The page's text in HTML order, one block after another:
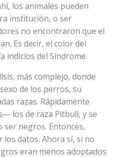
los animales pueden
institución, o ser
no encontraron que el
Es decir, el color del
indicios del Síndrome.
más complejo, donde
de los perros, su
razas. Rápidamente
los de raza Pitbull, y se
negros. Entonces,
los datos. Ahora sí, si no
eran menos adoptados